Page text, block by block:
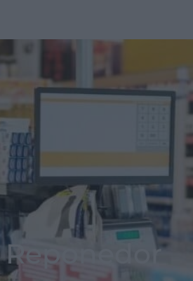
Reponedor